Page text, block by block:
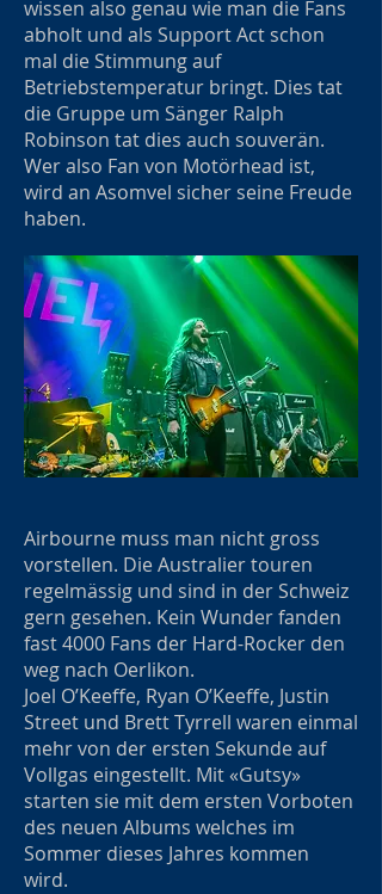
wissen also genau wie man die Fans
abholt und als Support Act schon
mal die Stimmung auf
Betriebstemperatur bringt. Dies tat
die Gruppe um Sänger Ralph
Robinson tat dies auch souverän.
Wer also Fan von Motörhead ist,
wird an Asomvel sicher seine Freude
haben.
Airbourne muss man nicht gross
vorstellen. Die Australier touren
regelmässig und sind in der Schweiz
gern gesehen. Kein Wunder fanden
fast 4000 Fans der Hard-Rocker den
weg nach Oerlikon.
Joel O’Keeffe, Ryan O’Keeffe, Justin
Street und Brett Tyrrell waren einmal
mehr von der ersten Sekunde auf
Vollgas eingestellt. Mit «Gutsy»
starten sie mit dem ersten Vorboten
des neuen Albums welches im
Sommer dieses Jahres kommen
wird.